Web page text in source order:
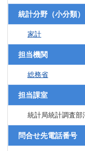
統計分野（小分類）
家計
担当機関
総務省
担当課室
統計局統計調査部
問合せ先電話番号